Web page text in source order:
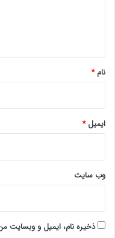
نام*
ایمیل*
وب‌ سایت
ذخیره نام، ایمیل و وبسایت